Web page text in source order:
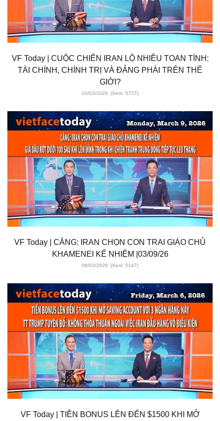
VF Today | CUỘC CHIẾN IRAN LỘ NHIỀU TOAN TÍNH:
TÀI CHÍNH, CHÍNH TRỊ VÀ ĐẢNG PHÁI TRÊN THẾ
GIỚI?
10/03/2026 (Xem: 5727)
VF Today | CĂNG: IRAN CHỌN CON TRAI GIÁO CHỦ
KHAMENEI KẾ NHIỆM |03/09/26
09/03/2026 (Xem: 5147)
VF Today | TIỀN BONUS LÊN ĐẾN $1500 KHI MỞ